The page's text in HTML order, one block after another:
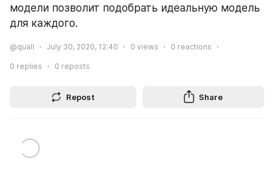
модели позволит подобрать идеальную модель
для каждого.
@quall July 30, 2020, 12:40 0 views 0 reactions
0 replies 0 reposts
Repost Share